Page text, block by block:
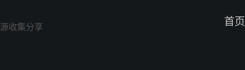
收集分享
首页